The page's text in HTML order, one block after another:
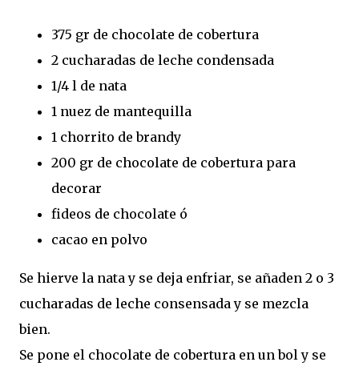
375 gr de chocolate de cobertura
2 cucharadas de leche condensada
1/4 l de nata
1 nuez de mantequilla
1 chorrito de brandy
200 gr de chocolate de cobertura para
decorar
fideos de chocolate ó
cacao en polvo
Se hierve la nata y se deja enfriar, se añaden 2 o 3
cucharadas de leche consensada y se mezcla
bien.
Se pone el chocolate de cobertura en un bol y se